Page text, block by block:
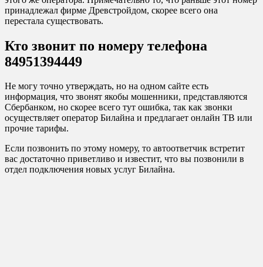
принадлежал фирме Древстройдом, скорее всего она
перестала существовать.
Кто звонит по номеру телефона
84951394449
Не могу точно утверждать, но на одном сайте есть
информация, что звонят якобы мошенники, представляются
Сбербанком, но скорее всего тут ошибка, так как звонки
осуществляет оператор Билайна и предлагает онлайн ТВ или
прочие тарифы.
Если позвонить по этому номеру, то автоответчик встретит
вас достаточно приветливо и известит, что вы позвонили в
отдел подключения новых услуг Билайна.